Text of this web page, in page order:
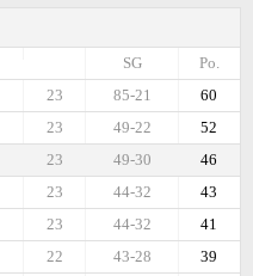
Po.
SG
60
85-21
23
52
49-22
23
46
49-30
23
43
44-32
23
41
44-32
23
39
43-28
22